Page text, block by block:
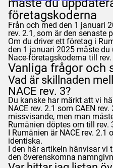
måste du
företagskoderna
Från och med den 1 januari
rev. 2.1, som är den senaste
Om du driver ett företag i
den 1 januari 2025 måste du
Nace-företagskoderna till rev.
Vanliga frågor och
Vad är skillnaden
NACE rev. 3?
Du kanske har märkt att vi
NACE rev. 2.1 som CAEN
missvisande, men man
Rumänien döptes om till rev.
I Rumänien är NACE rev. 2.1
identiska.
I den här artikeln hänvisar vi
den överenskomna